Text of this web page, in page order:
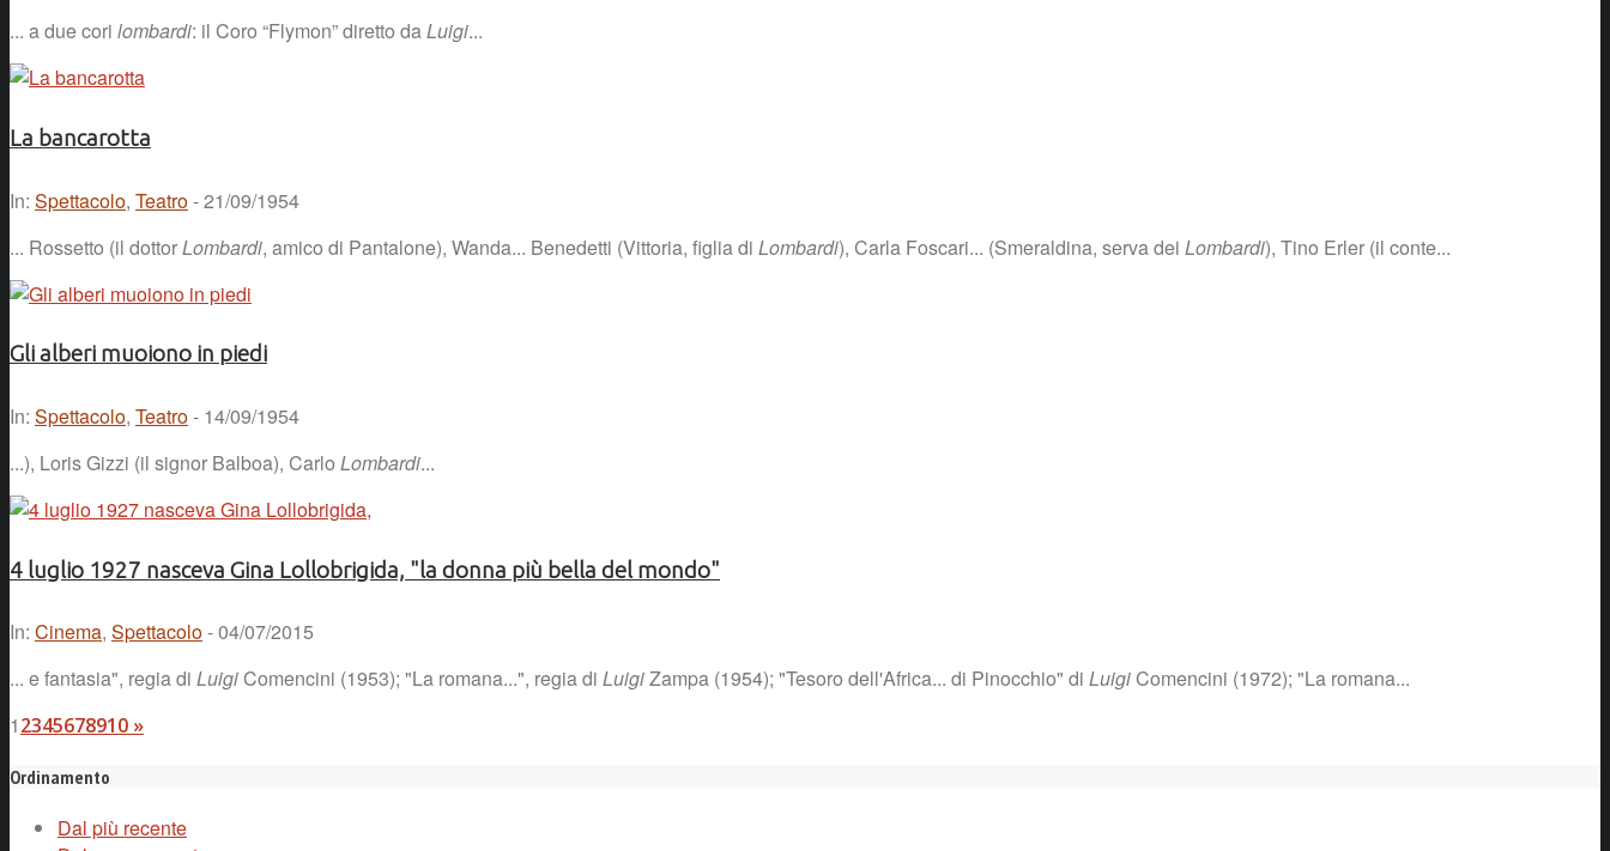
... a due cori lombardi: il Coro “Flymon” diretto daLuigi...
La bancarotta
In: Spettacolo, Teatro- 21/09/1954
... Rossetto (il dottorLombardi, amico di Pantalone), Wanda... Benedetti (Vittoria, figlia di Lombardi), Carla Foscari... (Smeraldina, serva dei Lombardi), Tino Erler (il conte...
Gli alberi muoiono in piedi
In: Spettacolo, Teatro- 14/09/1954
...), Loris Gizzi (il signor Balboa), Carlo Lombardi...
4 luglio 1927 nasceva Gina Lollobrigida, "la donna più bella del mondo"
In: Cinema, Spettacolo- 04/07/2015
... e fantasia", regia di LuigiComencini (1953); "La romana...", regia di LuigiZampa (1954); "Tesoro dell'Africa... di Pinocchio" di LuigiComencini (1972); "La romana...
12345678910 »
Ordinamento
Dal più recente